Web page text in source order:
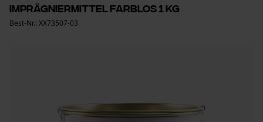
Imprägniermittel Farblos 1 kg
Best-Nr.: XX73507-03